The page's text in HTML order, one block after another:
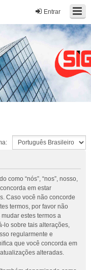
Entrar
como “nós”, “nos”, nosso,
concorda em estar
Caso você não concorde
termos, por favor não
mudar estes termos a
lo sobre tais alterações,
regularmente e
que você concorda em
alteradas.